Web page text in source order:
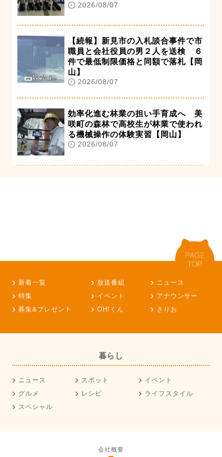
2026/08/07
【続報】新見市の入札談合事件で市
職員と会社役員の男２人を送検 ６
件で最低制限価格と同額で落札【岡
山】
2026/08/07
効率化進む林業の担い手育成へ 美
咲町の森林で高校生が林業で使われ
る機械操作の体験実習【岡山】
2026/08/07
新着一覧 放送番組
ニュース
特集
イベント
アナウンサー
募集&プレゼント
OH!くん さりお
暮らし
ニュース スポット
イベント
グルメ
レシピ
ライフスタイル
スペシャル
会社概要